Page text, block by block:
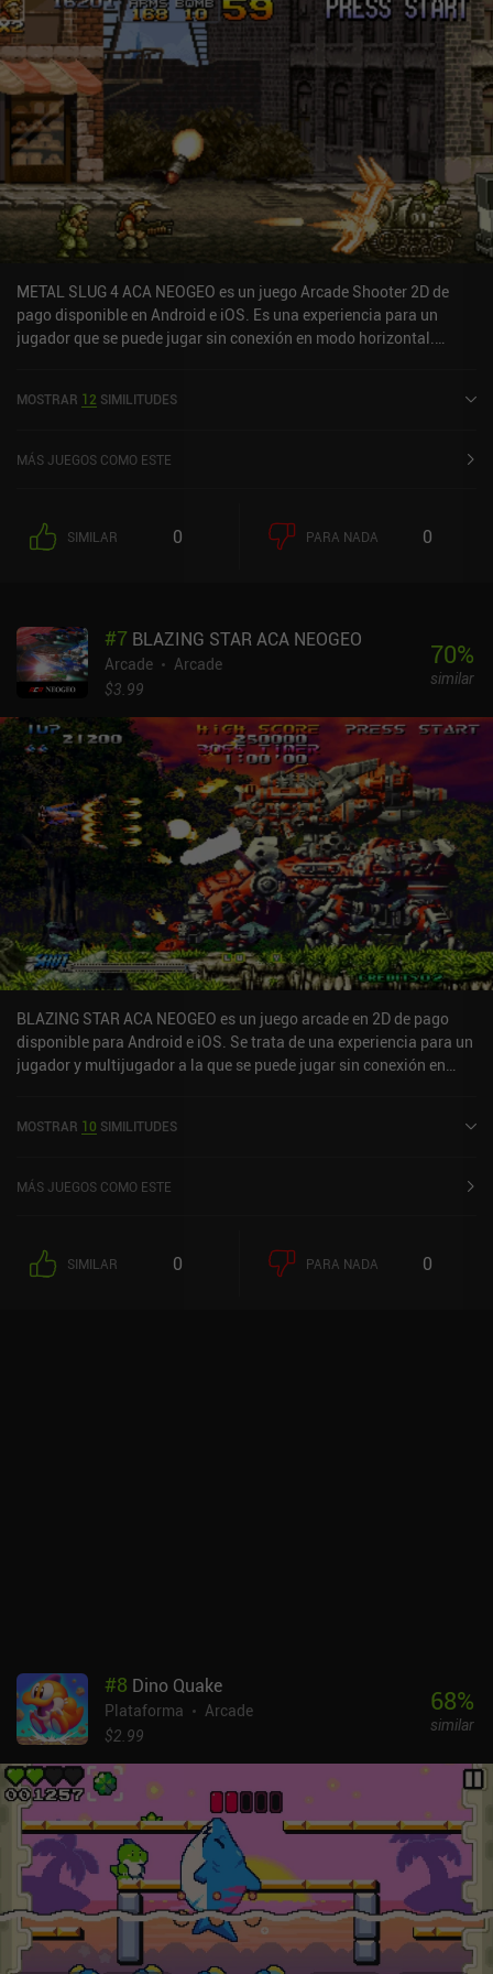
METAL SLUG 4 ACA NEOGEO es un juego Arcade Shooter 2D de
pago disponible en Android e iOS. Es una experiencia para un
jugador que se puede jugar sin conexión en modo horizontal.
sobre 5,0 en la App Store de iOS.
MOSTRAR 12 SIMILITUDES
MÁS JUEGOS COMO ESTE
SIMILAR 0 PARA NADA 0
#7 BLAZING STAR ACA NEOGEO
Arcade
Arcade
$3.99
70%
similar
BLAZING STAR ACA NEOGEO es un juego arcade en 2D de pago
disponible para Android e iOS. Se trata de una experiencia para un
jugador y multijugador a la que se puede jugar sin conexión en
5,0 en Google Play y de 4 sobre 5,0 en la App Store de iOS.
MOSTRAR 10 SIMILITUDES
MÁS JUEGOS COMO ESTE
SIMILAR 0 PARA NADA 0
#8 Dino Quake
Plataforma
Arcade
$2.99
68%
similar